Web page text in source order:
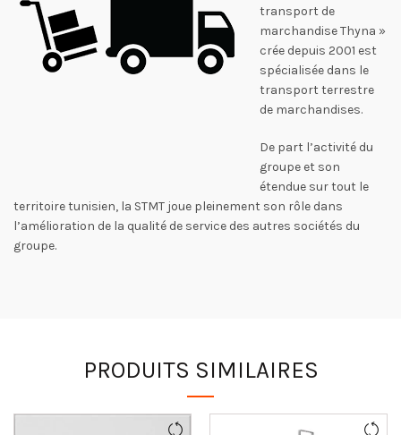
transport de
marchandise Thyna »
crée depuis 2001 est
spécialisée dans le
transport terrestre
de marchandises.
De part l’activité du
groupe et son
étendue sur tout le
territoire tunisien, la STMT joue pleinement son rôle dans
l’amélioration de la qualité de service des autres sociétés du
groupe.
PRODUITS SIMILAIRES